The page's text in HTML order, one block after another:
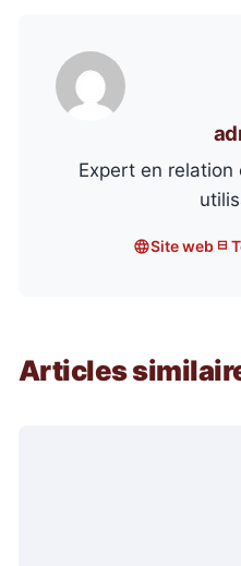
Expert en
Site web
Articles